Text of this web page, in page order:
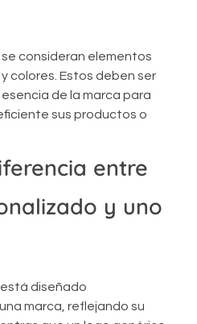
se consideran elementos
colores. Estos deben ser
de la marca para
sus productos o
entre
y uno
está diseñado
marca, reflejando su